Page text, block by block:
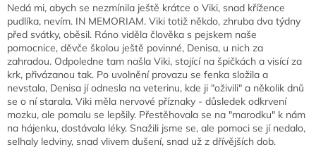
Nedá mi, abych se nezmínila ještě krátce o Viki, snad křížence
pudlíka, nevím. IN MEMORIAM. Viki totiž někdo, zhruba dva týdny
před svátky, oběsil. Ráno viděla člověka s pejskem naše
pomocnice, děvče školou ještě povinné, Denisa, u nich za
zahradou. Odpoledne tam našla Viki, stojící na špičkách a visící za
krk, přivázanou tak. Po uvolnění provazu se fenka složila a
nevstala, Denisa jí odnesla na veterinu, kde ji "oživili" a několik dnů
se o ní starala. Viki měla nervové příznaky - důsledek odkrvení
mozku, ale pomalu se lepšily. Přestěhovala se na "marodku" k nám
na hájenku, dostávala léky. Snažili jsme se, ale pomoci se jí nedalo,
selhaly ledviny, snad vlivem dušení, snad už z dřívějších dob.